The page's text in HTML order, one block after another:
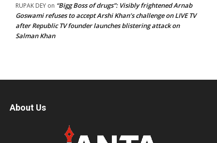
RUPAK DEY on “Bigg Boss of drugs”: Visibly frightened Arnab
Goswami refuses to accept Arshi Khan’s challenge on LIVE TV
after Republic TV founder launches blistering attack on
Salman Khan
About Us